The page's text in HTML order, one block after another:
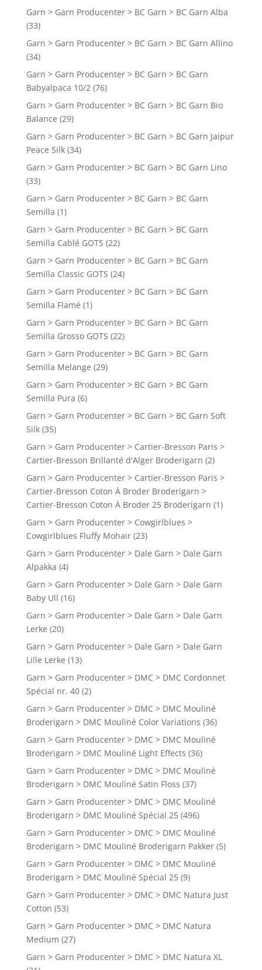
Garn > Garn Producenter > BC Garn > BC Garn Alba
(33)
Garn > Garn Producenter > BC Garn > BC Garn Allino
(34)
Garn > Garn Producenter > BC Garn > BC Garn
Babyalpaca 10/2 (76)
Garn > Garn Producenter > BC Garn > BC Garn Bio
Balance (29)
Garn > Garn Producenter > BC Garn > BC Garn Jaipur
Peace Silk (34)
Garn > Garn Producenter > BC Garn > BC Garn Lino
(33)
Garn > Garn Producenter > BC Garn > BC Garn
Semilla (1)
Garn > Garn Producenter > BC Garn > BC Garn
Semilla Cablé GOTS (22)
Garn > Garn Producenter > BC Garn > BC Garn
Semilla Classic GOTS (24)
Garn > Garn Producenter > BC Garn > BC Garn
Semilla Flamé (1)
Garn > Garn Producenter > BC Garn > BC Garn
Semilla Grosso GOTS (22)
Garn > Garn Producenter > BC Garn > BC Garn
Semilla Melange (29)
Garn > Garn Producenter > BC Garn > BC Garn
Semilla Pura (6)
Garn > Garn Producenter > BC Garn > BC Garn Soft
Silk (35)
Garn > Garn Producenter > Cartier-Bresson Paris >
Cartier-Bresson Brillanté d'Alger Broderigarn (2)
Garn > Garn Producenter > Cartier-Bresson Paris >
Cartier-Bresson Coton À Broder Broderigarn >
Cartier-Bresson Coton À Broder 25 Broderigarn (1)
Garn > Garn Producenter > Cowgirlblues >
Cowgirlblues Fluffy Mohair (23)
Garn > Garn Producenter > Dale Garn > Dale Garn
Alpakka (4)
Garn > Garn Producenter > Dale Garn > Dale Garn
Baby Ull (16)
Garn > Garn Producenter > Dale Garn > Dale Garn
Lerke (20)
Garn > Garn Producenter > Dale Garn > Dale Garn
Lille Lerke (13)
Garn > Garn Producenter > DMC > DMC Cordonnet
Spécial nr. 40 (2)
Garn > Garn Producenter > DMC > DMC Mouliné
Broderigarn > DMC Mouliné Color Variations (36)
Garn > Garn Producenter > DMC > DMC Mouliné
Broderigarn > DMC Mouliné Light Effects (36)
Garn > Garn Producenter > DMC > DMC Mouliné
Broderigarn > DMC Mouliné Satin Floss (37)
Garn > Garn Producenter > DMC > DMC Mouliné
Broderigarn > DMC Mouliné Spécial 25 (496)
Garn > Garn Producenter > DMC > DMC Mouliné
Broderigarn > DMC Mouliné Broderigarn Pakker (5)
Garn > Garn Producenter > DMC > DMC Mouliné
Broderigarn > DMC Mouliné Spécial 25 (9)
Garn > Garn Producenter > DMC > DMC Natura Just
Cotton (53)
Garn > Garn Producenter > DMC > DMC Natura
Medium (27)
Garn > Garn Producenter > DMC > DMC Natura XL